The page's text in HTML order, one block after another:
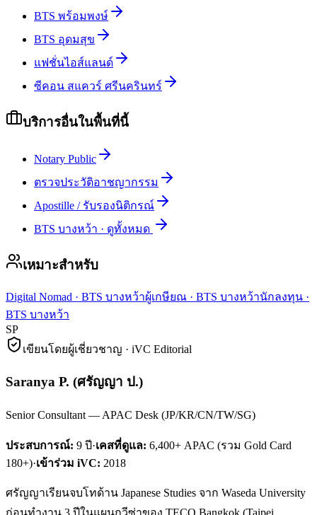
BTS พร้อมพงษ์
BTS อุดมสุข
แฟชั่นไอส์แลนด์
ซีคอน สแควร์ ศรีนครินทร์
บริการอื่นในพื้นที่นี้
Notary Public
ตรวจประวัติอาชญากรรม
Apostille / รับรองนิติกรณ์
BTS บางหว้า · ดูทั้งหมด
เหมาะสำหรับ
Digital Nomad · BTS บางหว้าผู้เกษียณ · BTS บางหว้านักลงทุน ·
BTS บางหว้า
SP
เขียนโดยผู้เชี่ยวชาญ · iVC Editorial
Saranya P. (ศรัญญา ป.)
Senior Consultant — APAC Desk (JP/KR/CN/TW/SG)
ประสบการณ์: 9 ปี·เคสที่ดูแล: 6,400+ APAC (รวม Gold Card
180+)·เข้าร่วม iVC: 2018
ศรัญญาเรียนจบโทด้าน Japanese Studies จาก Waseda University
ก่อนทำงาน 3 ปีในแผนกวีซ่าของ TECO Bangkok (Taipei